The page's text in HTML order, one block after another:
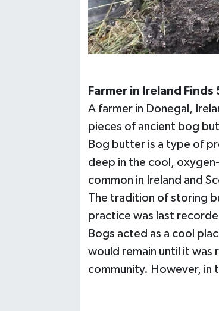
Farmer in Ireland
A farmer in Donegal,
pieces of ancient bog
Bog butter is a type of
deep in the cool,
common in Ireland and
The tradition of storing
practice was last
Bogs acted as a cool
would remain until it was
community. However, in